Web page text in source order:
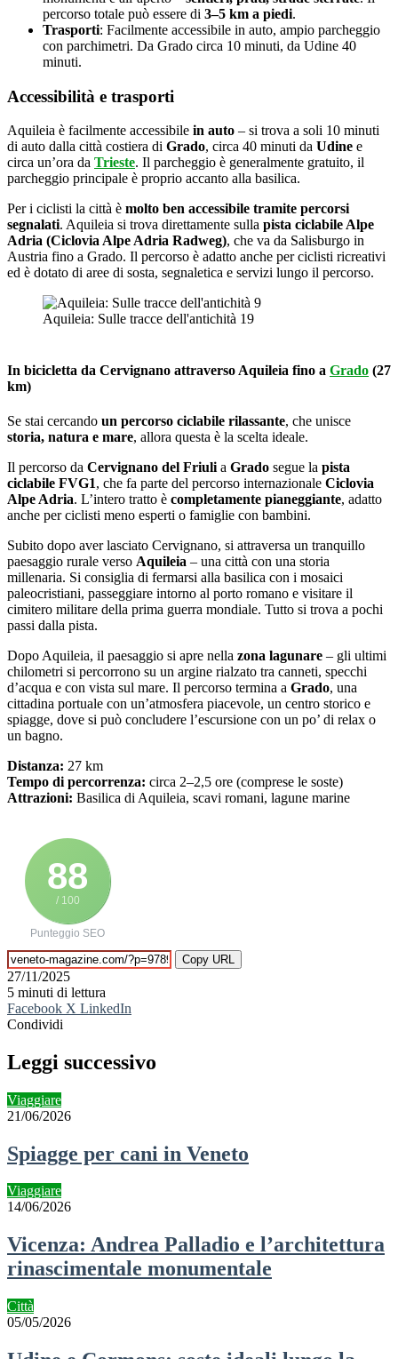
percorso totale può essere di 3–5 km a piedi.
Trasporti: Facilmente accessibile in auto, ampio parcheggio
con parchimetri. Da Grado circa 10 minuti, da Udine 40
minuti.
Accessibilità e trasporti
Aquileia è facilmente accessibile in auto – si trova a soli 10 minuti
di auto dalla città costiera di Grado, circa 40 minuti da Udine e
circa un’ora da Trieste. Il parcheggio è generalmente gratuito, il
parcheggio principale è proprio accanto alla basilica.
Per i ciclisti la città è molto ben accessibile tramite percorsi
segnalati. Aquileia si trova direttamente sulla pista ciclabile Alpe
Adria (Ciclovia Alpe Adria Radweg), che va da Salisburgo in
Austria fino a Grado. Il percorso è adatto anche per ciclisti ricreativi
ed è dotato di aree di sosta, segnaletica e servizi lungo il percorso.
Aquileia: Sulle tracce dell'antichità 19
In bicicletta da Cervignano attraverso Aquileia fino a Grado (27
km)
Se stai cercando un percorso ciclabile rilassante, che unisce
storia, natura e mare, allora questa è la scelta ideale.
Il percorso da Cervignano del Friuli a Grado segue la pista
ciclabile FVG1, che fa parte del percorso internazionale Ciclovia
Alpe Adria. L’intero tratto è completamente pianeggiante, adatto
anche per ciclisti meno esperti o famiglie con bambini.
Subito dopo aver lasciato Cervignano, si attraversa un tranquillo
paesaggio rurale verso Aquileia – una città con una storia
millenaria. Si consiglia di fermarsi alla basilica con i mosaici
paleocristiani, passeggiare intorno al porto romano e visitare il
cimitero militare della prima guerra mondiale. Tutto si trova a pochi
passi dalla pista.
Dopo Aquileia, il paesaggio si apre nella zona lagunare – gli ultimi
chilometri si percorrono su un argine rialzato tra canneti, specchi
d’acqua e con vista sul mare. Il percorso termina a Grado, una
cittadina portuale con un’atmosfera piacevole, un centro storico e
spiagge, dove si può concludere l’escursione con un po’ di relax o
un bagno.
Distanza: 27 km
Tempo di percorrenza: circa 2–2,5 ore (comprese le soste)
Attrazioni: Basilica di Aquileia, scavi romani, lagune marine
88
/ 100
Punteggio SEO
Copy URL
27/11/2025
5 minuti di lettura
Facebook X LinkedIn
Condividi
via
mail
Leggi successivo
Viaggiare
21/06/2026
Spiagge per cani in Veneto
Viaggiare
14/06/2026
Vicenza: Andrea Palladio e l’architettura
rinascimentale monumentale
Città
05/05/2026